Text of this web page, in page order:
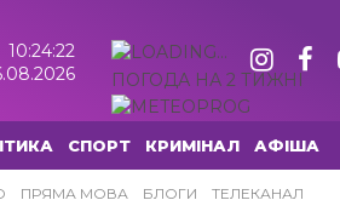
10:24:23
ПОГОДА НА 2 ТИЖНІ
СПОРТ КРИМІНАЛ АФІША
ПРЯМА МОВА БЛОГИ ТЕЛЕКАНАЛ